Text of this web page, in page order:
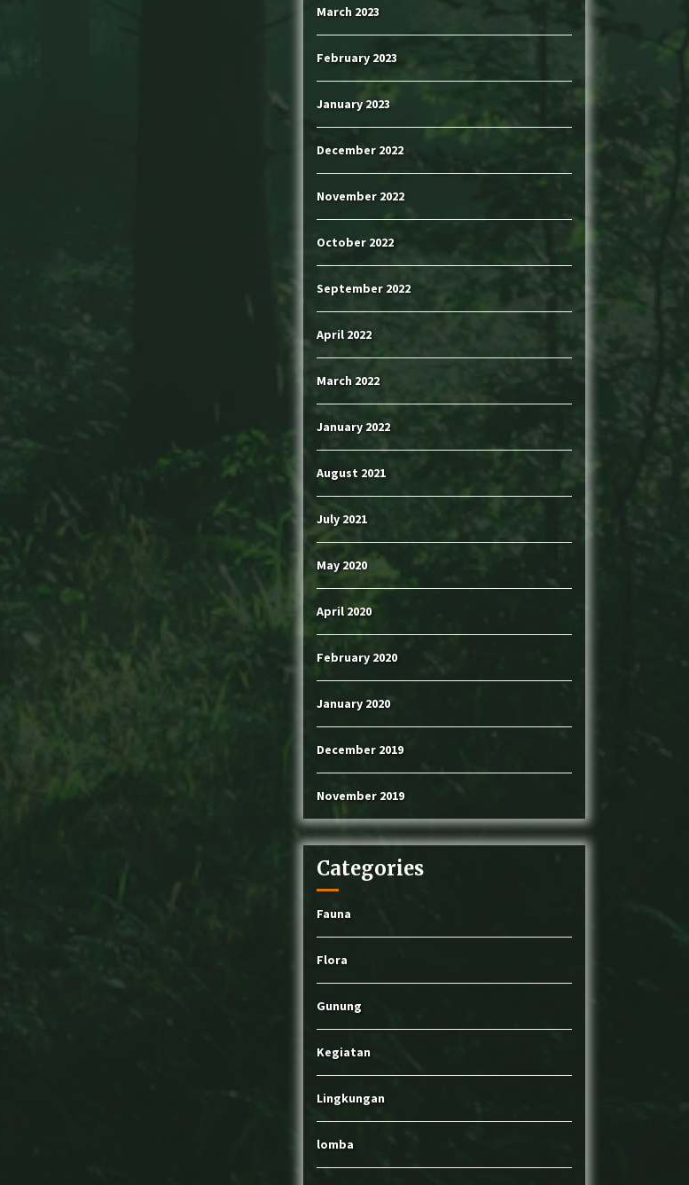
March 2023
February 2023
January 2023
December 2022
November 2022
October 2022
September 2022
April 2022
March 2022
January 2022
August 2021
July 2021
May 2020
April 2020
February 2020
January 2020
December 2019
November 2019
Categories
Fauna
Flora
Gunung
Kegiatan
Lingkungan
lomba